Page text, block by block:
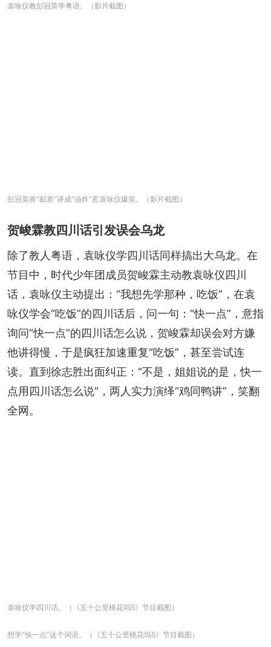
袁咏仪教彭冠英学粤语。（影片截图）
彭冠英将“邮差”讲成“油炸”惹袁咏仪爆笑。（影片截图）
贺峻霖教四川话引发误会乌龙
除了教人粤语，袁咏仪学四川话同样搞出大乌龙。在
节目中，时代少年团成员贺峻霖主动教袁咏仪四川
话，袁咏仪主动提出：“我想先学那种，吃饭”，在袁
咏仪学会“吃饭”的四川话后，问一句：“快一点”，意指
询问“快一点”的四川话怎么说，贺峻霖却误会对方嫌
他讲得慢，于是疯狂加速重复“吃饭”，甚至尝试连
读。直到徐志胜出面纠正：“不是，姐姐说的是，快一
点用四川话怎么说”，两人实力演绎“鸡同鸭讲”，笑翻
全网。
袁咏仪学四川话。（《五十公里桃花坞5》节目截图）
想学“快一点”这个词语。（《五十公里桃花坞5》节目截图）